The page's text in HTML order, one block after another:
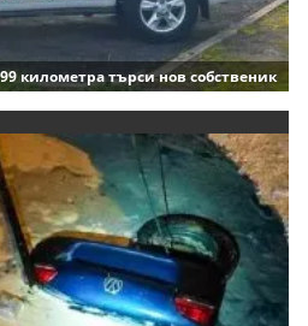
километра търси нов собственик